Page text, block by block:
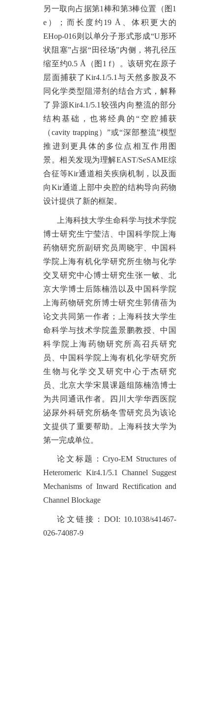
另一取向占据第1棒和第3棒位置（图1
e）；而长度约19 Å、体积更大的
EHop-016则以单分子形式形成“U形环
状阻塞”占据“田径场”内侧，将孔径压
缩至约0.5 Å（图1 f）。该研究在原子
层面捕获了Kir4.1/5.1与天然多胺及不
同化学类型阻滞剂的结合方式，解释
了异源Kir4.1/5.1较强内向整流的部分
结构基础，也将经典的“空腔捕获
（cavity trapping）”或“深部整流”模型
推进到更具体的多位点相互作用图
景。相关发现为理解EAST/SeSAME综
合征等Kir通道相关疾病机制，以及面
向Kir通道上部中央腔的结构导向药物
设计提供了新的框架。
上海科技大学生命科学与技术学院
博士研究生宁莹洁、中国科学院上海
药物研究所副研究员周晓宇、中国科
学院上海有机化学研究所生物与化学
交叉研究中心博士研究生张一敏、北
京大学博士后陈楠浩以及中国科学院
上海药物研究所博士研究生郭倩蓓为
论文共同第一作者；上海科技大学生
命科学与技术学院盖景鹏教授、中国
科学院上海药物研究所高召兵研究
员、中国科学院上海有机化学研究所
生物与化学交叉研究中心于杰研究
员、北京大学宋晨课题组陈楠浩博士
为共同通讯作者。四川大学华西医院
泌尿外科研究所杨冬雪研究员为该论
文提供了重要帮助。上海科技大学为
第一完成单位。
论文标题：Cryo-EM Structures of
Heteromeric Kir4.1/5.1 Channel Suggest
Mechanisms of Inward Rectification and
Channel Blockage
论文链接：DOI: 10.1038/s41467-
026-74087-9